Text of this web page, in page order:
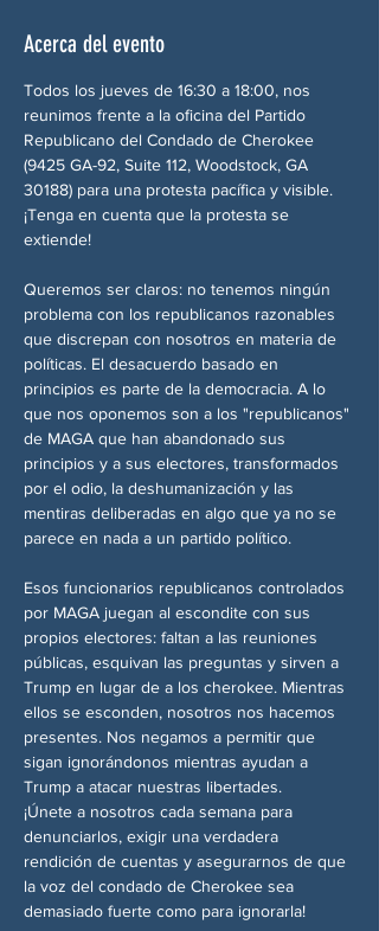
Acerca del evento
Todos los jueves de 16:30 a 18:00, nos
reunimos frente a la oficina del Partido
Republicano del Condado de Cherokee
(9425 GA-92, Suite 112, Woodstock, GA
30188) para una protesta pacífica y visible.
¡Tenga en cuenta que la protesta se
extiende!
Queremos ser claros: no tenemos ningún
problema con los republicanos razonables
que discrepan con nosotros en materia de
políticas. El desacuerdo basado en
principios es parte de la democracia. A lo
que nos oponemos son a los "republicanos"
de MAGA que han abandonado sus
principios y a sus electores, transformados
por el odio, la deshumanización y las
mentiras deliberadas en algo que ya no se
parece en nada a un partido político.
Esos funcionarios republicanos controlados
por MAGA juegan al escondite con sus
propios electores: faltan a las reuniones
públicas, esquivan las preguntas y sirven a
Trump en lugar de a los cherokee. Mientras
ellos se esconden, nosotros nos hacemos
presentes. Nos negamos a permitir que
sigan ignorándonos mientras ayudan a
Trump a atacar nuestras libertades.
¡Únete a nosotros cada semana para
denunciarlos, exigir una verdadera
rendición de cuentas y asegurarnos de que
la voz del condado de Cherokee sea
demasiado fuerte como para ignorarla!